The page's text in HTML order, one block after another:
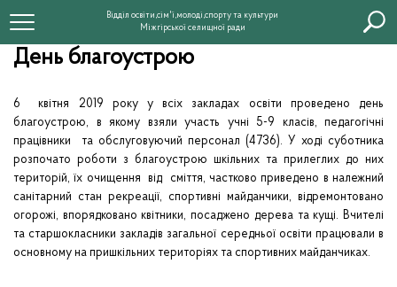
Відділ освіти,сім'ї,молоді,спорту та культури
Міжгірської селищної ради
День благоустрою
6 квітня 2019 року у всіх закладах освіти проведено день
благоустрою, в якому взяли участь учні 5-9 класів, педагогічні
працівники та обслуговуючий персонал (4736). У ході суботника
розпочато роботи з благоустрою шкільних та прилеглих до них
територій, їх очищення від сміття, частково приведено в належний
санітарний стан рекреації, спортивні майданчики, відремонтовано
огорожі, впорядковано квітники, посаджено дерева та кущі. Вчителі
та старшокласники закладів загальної середньої освіти працювали в
основному на пришкільних територіях та спортивних майданчиках.